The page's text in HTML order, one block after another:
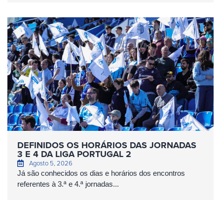
DEFINIDOS OS HORÁRIOS DAS JORNADAS
3 E 4 DA LIGA PORTUGAL 2
Agosto 5, 2026
Já são conhecidos os dias e horários dos encontros
referentes à 3.ª e 4.ª jornadas...